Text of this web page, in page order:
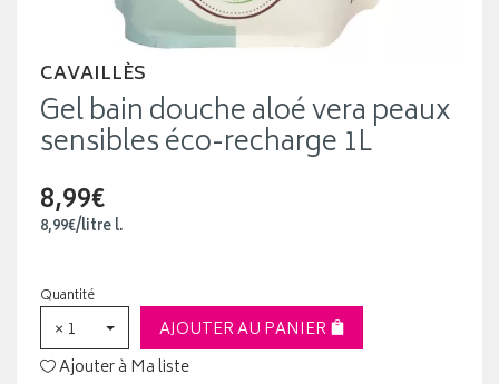
CAVAILLÈS
Gel bain douche aloé vera peaux
sensibles éco-recharge 1L
8,99€
8,99€/litrel.
Quantité
× 1
AJOUTER AU PANIER
Ajouter à Ma liste